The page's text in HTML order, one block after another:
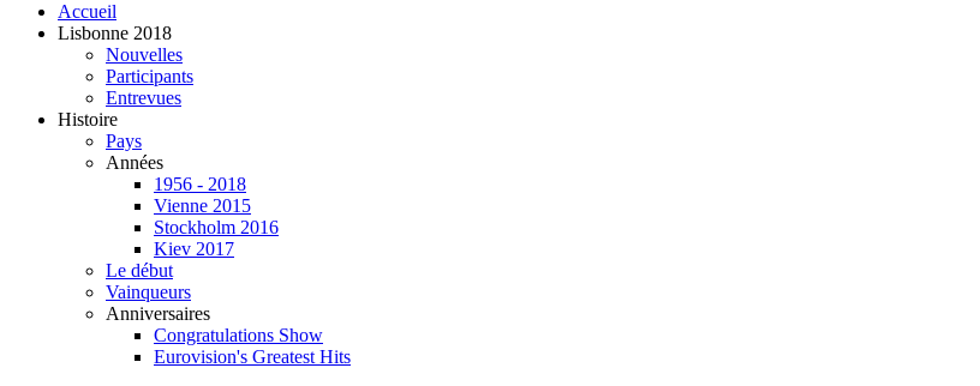
Accueil
Lisbonne 2018
Nouvelles
Participants
Entrevues
Histoire
Pays
Années
1956 - 2018
Vienne 2015
Stockholm 2016
Kiev 2017
Le début
Vainqueurs
Anniversaires
Congratulations Show
Eurovision's Greatest Hits